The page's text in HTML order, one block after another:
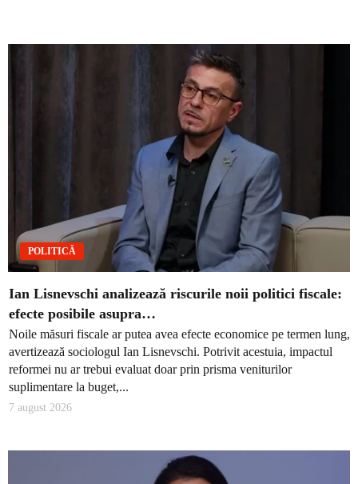
POLITICĂ
Ian Lisnevschi analizează riscurile noii politici fiscale:
efecte posibile asupra…
Noile măsuri fiscale ar putea avea efecte economice pe termen lung,
avertizează sociologul Ian Lisnevschi. Potrivit acestuia, impactul
reformei nu ar trebui evaluat doar prin prisma veniturilor
suplimentare la buget,...
7 august 2026